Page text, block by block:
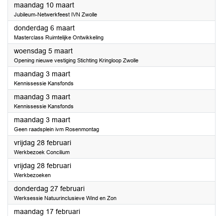
maandag 10 maart2025
Jubileum-Netwerkfeest IVN Zwolle
donderdag 6 maart2025
Masterclass Ruimtelijke Ontwikkeling
woensdag 5 maart2025
Opening nieuwe vestiging Stichting Kringloop Zwolle
maandag 3 maart2025
Kennissessie Kansfonds
maandag 3 maart2025
Kennissessie Kansfonds
maandag 3 maart2025
Geen raadsplein ivm Rosenmontag
vrijdag 28 februari2025
Werkbezoek Concilium
vrijdag 28 februari2025
Werkbezoeken
donderdag 27 februari2025
Werksessie Natuurinclusieve Wind en Zon
maandag 17 februari2025